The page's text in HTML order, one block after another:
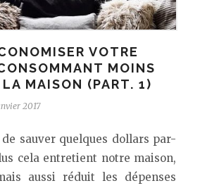
VOTRE
MOINS
LA MAISON (PART. 1)
2017
de sauver quelques dollars par-
cela entretient notre maison,
aussi réduit les dépenses